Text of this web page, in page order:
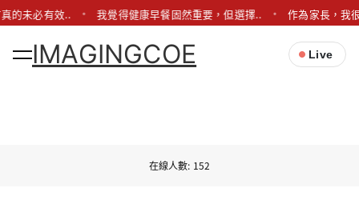
的未必有效.. 我覺得健康早餐固然重要，但選擇.. 作為家長，我
IMAGINGCOE Live
在線人數: 152